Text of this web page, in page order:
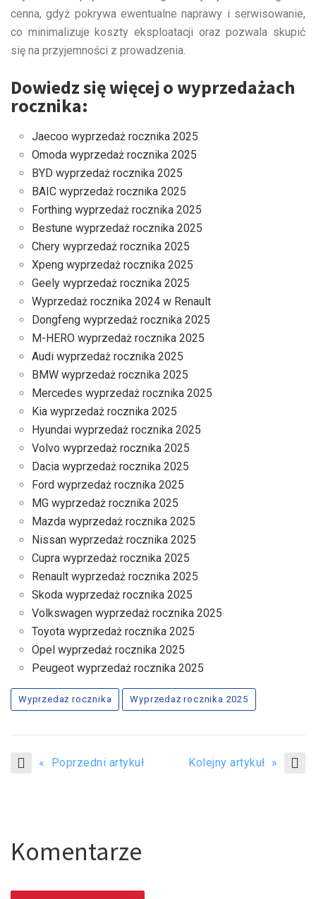
cenna, gdyż pokrywa ewentualne naprawy i serwisowanie,
co minimalizuje koszty eksploatacji oraz pozwala skupić
się na przyjemności z prowadzenia.
Dowiedz się więcej o wyprzedażach
rocznika:
Jaecoo wyprzedaż rocznika 2025
Omoda wyprzedaż rocznika 2025
BYD wyprzedaż rocznika 2025
BAIC wyprzedaż rocznika 2025
Forthing wyprzedaż rocznika 2025
Bestune wyprzedaż rocznika 2025
Chery wyprzedaż rocznika 2025
Xpeng wyprzedaż rocznika 2025
Geely wyprzedaż rocznika 2025
Wyprzedaż rocznika 2024 w Renault
Dongfeng wyprzedaż rocznika 2025
M-HERO wyprzedaż rocznika 2025
Audi wyprzedaż rocznika 2025
BMW wyprzedaż rocznika 2025
Mercedes wyprzedaż rocznika 2025
Kia wyprzedaż rocznika 2025
Hyundai wyprzedaż rocznika 2025
Volvo wyprzedaż rocznika 2025
Dacia wyprzedaż rocznika 2025
Ford wyprzedaż rocznika 2025
MG wyprzedaż rocznika 2025
Mazda wyprzedaż rocznika 2025
Nissan wyprzedaż rocznika 2025
Cupra wyprzedaż rocznika 2025
Renault wyprzedaż rocznika 2025
Skoda wyprzedaż rocznika 2025
Volkswagen wyprzedaż rocznika 2025
Toyota wyprzedaż rocznika 2025
Opel wyprzedaż rocznika 2025
Peugeot wyprzedaż rocznika 2025
Wyprzedaż rocznika Wyprzedaż rocznika 2025
« Poprzedni artykuł Kolejny artykuł »
Komentarze